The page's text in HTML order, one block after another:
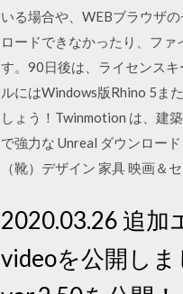
いる場合や、WEBブラウザ
ロードできなかったり、フ
す。90日後は、ライセンス
ルにはWindows版Rhino 5ま
しょう！Twinmotion は、建
で強力な Unreal ダウンロー
（靴）デザイン 家具 映画＆
2020.03.26 追加
videoを公開しま